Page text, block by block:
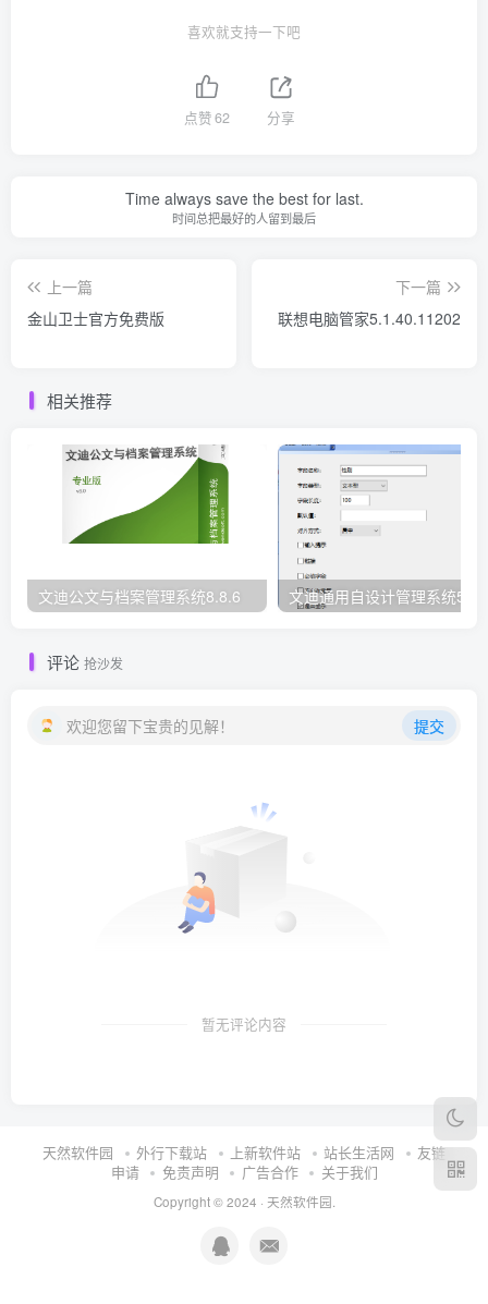
喜欢就支持一下吧
点赞62 分享
Time always save the best for last.
时间总把最好的人留到最后
上一篇
金山卫士官方免费版
下一篇
联想电脑管家5.1.40.11202
相关推荐
文迪公文与档案管理系统8.8.6 文迪通用自设计管理系统
评论 抢沙发
欢迎您留下宝贵的见解！ 提交
暂无评论内容
天然软件园 外行下载站 上新软件站 站长生活网
友链
申请
免责声明 广告合作 关于我们
Copyright © 2024 · 天然软件园.